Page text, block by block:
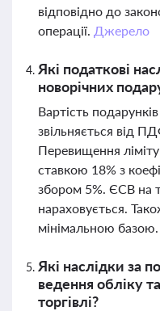
відповідно до
операції. Джерело
Які податкові
новорічних
Вартість
звільняється від
Перевищення
ставкою 18% з
збором 5%. ЄСВ на
нараховується.
мінімальною базою.
Які наслідки за
ведення обліку
торгівлі?